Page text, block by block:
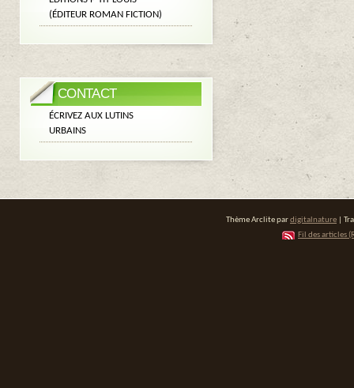
(ÉDITEUR ROMAN FICTION)
CONTACT
ÉCRIVEZ AUX LUTINS
URBAINS
Thème Arclite pardigitalnature |
Fil des articles